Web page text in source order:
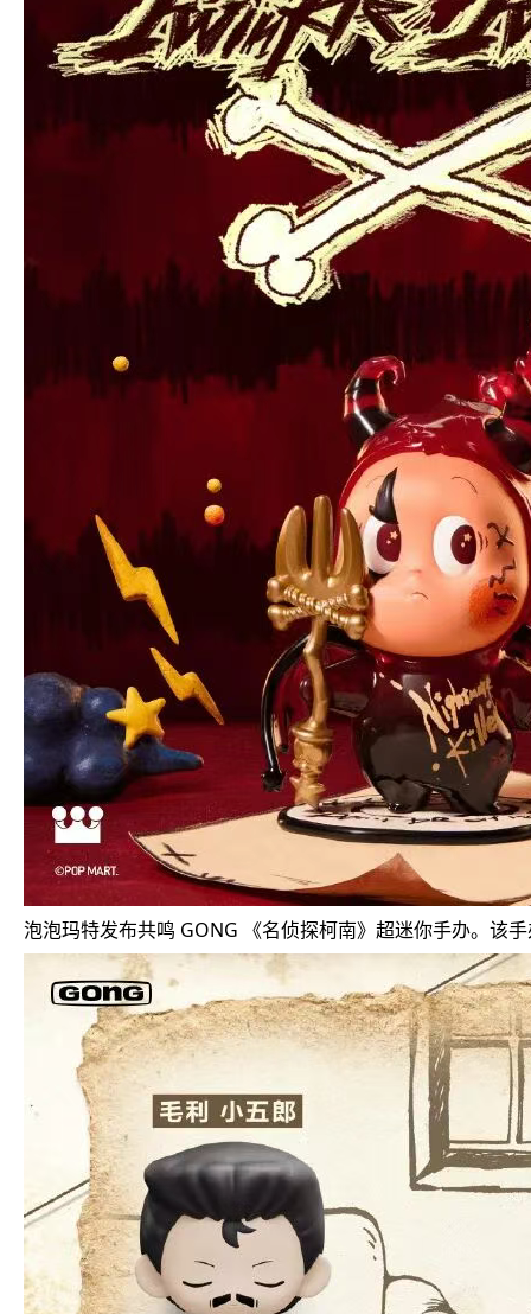
泡泡玛特发布共鸣 GONG 《名侦探柯南》超迷你手办。该